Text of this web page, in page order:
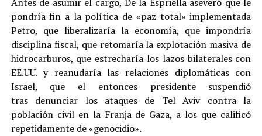
pondría fin a la política de «paz total» implementada
Petro, que liberalizaría la economía, que impondría
disciplina fiscal, que retomaría la explotación masiva de
hidrocarburos, que estrecharía los lazos bilaterales con
EE.UU. y reanudaría las relaciones diplomáticas con
Israel, que el entonces presidente suspendió
tras denunciar los ataques de Tel Aviv contra la
población civil en la Franja de Gaza, a los que calificó
repetidamente de «genocidio».